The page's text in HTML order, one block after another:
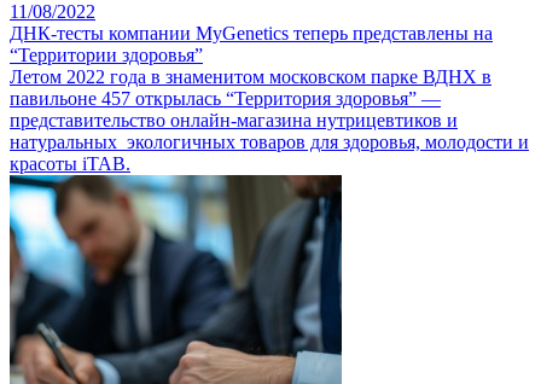
11/08/2022
ДНК-тесты компании MyGenetics теперь представлены на
“Территории здоровья”
Летом 2022 года в знаменитом московском парке ВДНХ в
павильоне 457 открылась “Территория здоровья” —
представительство онлайн-магазина нутрицевтиков и
натуральных экологичных товаров для здоровья, молодости и
красоты iTAB.